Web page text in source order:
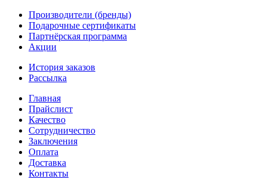
Производители (бренды)
Подарочные сертификаты
Партнёрская программа
Акции
История заказов
Рассылка
Главная
Прайслист
Качество
Сотрудничество
Заключения
Оплата
Доставка
Контакты